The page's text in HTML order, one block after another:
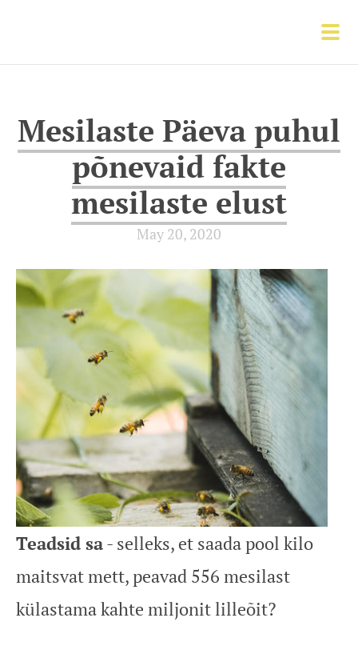
Mesilaste Päeva puhul
põnevaid fakte
mesilaste elust
May 20, 2020
Teadsid sa- selleks, et saada pool kilo
maitsvat mett, peavad 556 mesilast
külastama kahte miljonit lilleõit?